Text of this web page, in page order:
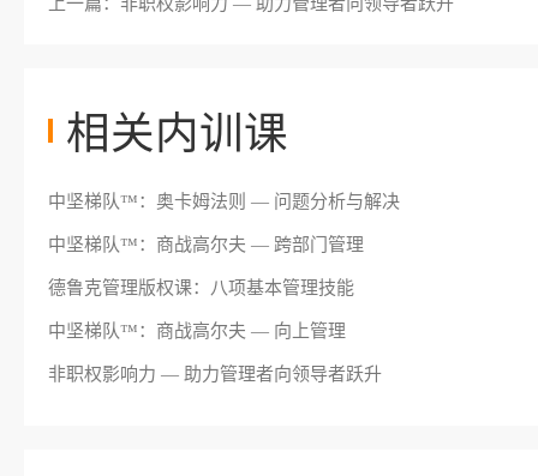
相关内训课
中坚梯队™：奥卡姆法则 — 问题分析与解决
中坚梯队™：商战高尔夫 — 跨部门管理
德鲁克管理版权课：八项基本管理技能
中坚梯队™：商战高尔夫 — 向上管理
非职权影响力 — 助力管理者向领导者跃升